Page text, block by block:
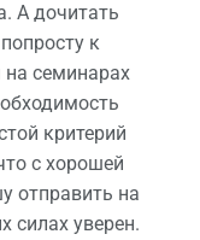
А дочитать
к
на семинарах
критерий
с хорошей
отправить на
силах уверен.